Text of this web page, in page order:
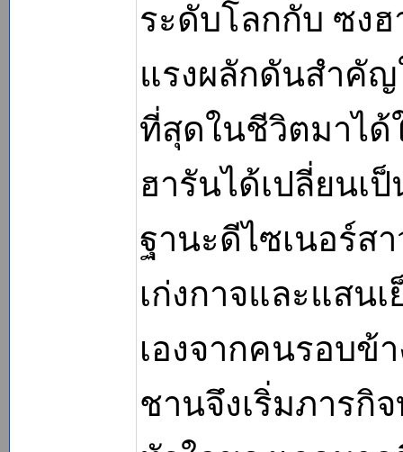
ระดับโลกกับ ซง
แรงผลักดันสำคัญ
ที่สุดในชีวิตมาไ
ฮารันได้เปลี่ยนเ
ฐานะดีไซเนอร์
เก่งกาจและแสน
เองจากคนรอบข้
ชานจึงเริ่มภารกิ